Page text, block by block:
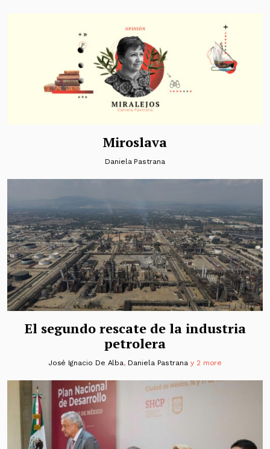
Miroslava
Daniela Pastrana
El segundo rescate de la industria
petrolera
José Ignacio De Alba, Daniela Pastrana y 2 more